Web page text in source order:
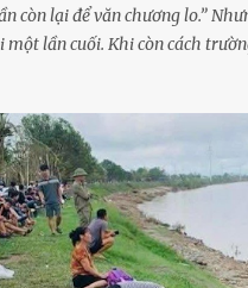
còn lại để văn chương lo.”
lần cuối. Khi còn cách
thoại đang sạc, sáng nay quên
người qua lại, tôi hoảng loạn
thi, xe hỏng rồi! Làm ơn cho
cháu không có điện thoại…
xa như né một kẻ lừa đảo.
trí. Vô ích. 6h10. Còn hơn 30